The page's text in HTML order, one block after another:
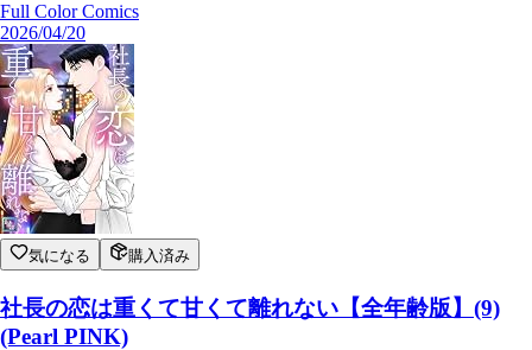
Full Color Comics
2026/04/20
気になる 購入済み
社長の恋は重くて甘くて離れない【全年齢版】(9)
(Pearl PINK)